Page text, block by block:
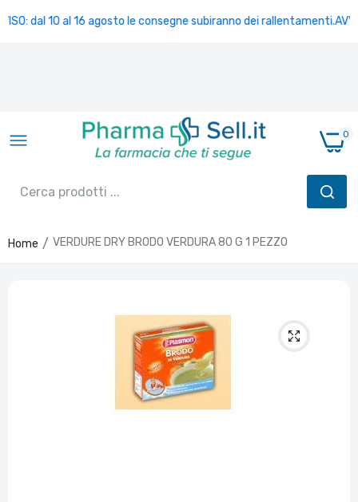
dal 10 al 16 agosto le consegne subiranno dei rallentamenti.
0
Home VERDURE DRY BRODO VERDURA 80 G 1 PEZZO